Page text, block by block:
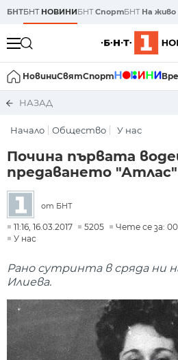
БНТБНТ НОВИНИБНТСпортБНТ На живо
НовиниСвятСпорт
НАЗАД
Начало Общество У нас
Почина първата
предаването "Атлас"
от БНТ
11:16, 16.03.2017 5205
Чете се за:
У нас
Рано сутринта в сряда ни
Илиева.